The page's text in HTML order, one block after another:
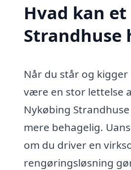
Hvad kan
Strandhuse
Når du står og
være en stor lettelse
Nykøbing
mere behagelig.
om du driver en
rengøringsløsning